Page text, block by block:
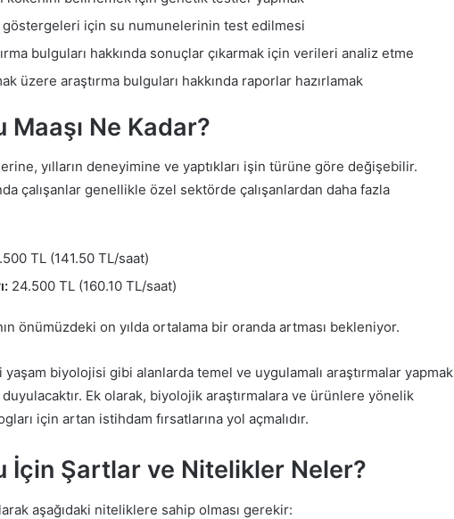
göstergeleri için su numunelerinin test edilmesi
bulguları hakkında sonuçlar çıkarmak için verileri analiz etme
üzere araştırma bulguları hakkında raporlar hazırlamak
Ne Kadar?
yılların deneyimine ve yaptıkları işin türüne göre değişebilir.
çalışanlar genellikle özel sektörde çalışanlardan daha fazla
TL (141.50 TL/saat)
24.500 TL (160.10 TL/saat)
önümüzdeki on yılda ortalama bir oranda artması bekleniyor.
biyolojisi gibi alanlarda temel ve uygulamalı araştırmalar yapmak
Ek olarak, biyolojik araştırmalara ve ürünlere yönelik
için artan istihdam fırsatlarına yol açmalıdır.
İçin Şartlar ve Nitelikler Neler?
aşağıdaki niteliklere sahip olması gerekir: